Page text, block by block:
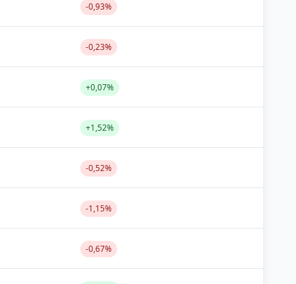
-0,93%
-0,23%
+0,07%
+1,52%
-0,52%
-1,15%
-0,67%